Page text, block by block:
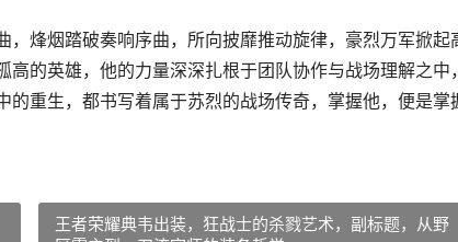
烽烟踏破奏响序曲，所向披靡推动旋律，豪烈万军掀起
的英雄，他的力量深深扎根于团队协作与战场理解之中，
重生，都书写着属于苏烈的战场传奇，掌握他，便是掌
王者荣耀典韦出装，狂战士的杀戮艺术，副标题，从野